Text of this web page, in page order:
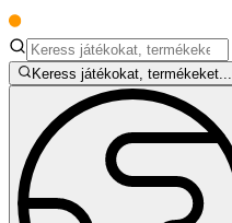
Keress játékokat, termékeket...